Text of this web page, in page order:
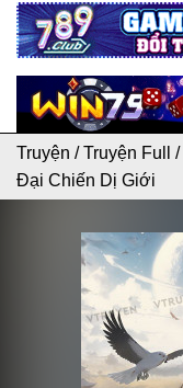
Truyện /Truyện Full /
Đại Chiến Dị Giới